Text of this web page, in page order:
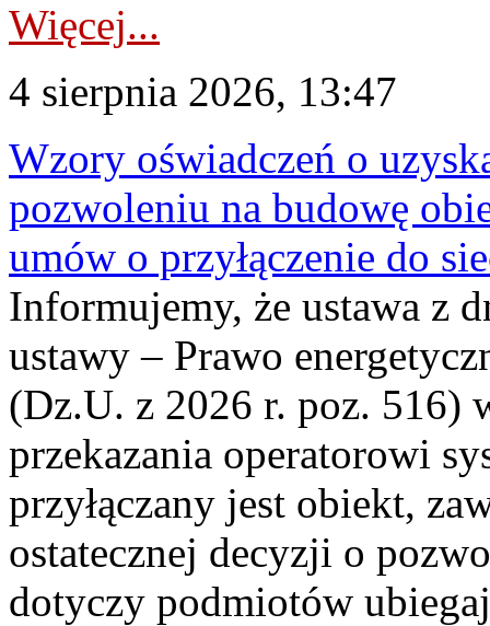
Więcej...
4 sierpnia 2026, 13:47
Wzory oświadczeń o
pozwoleniu na budowę
umów o przyłączenie do
Informujemy, że ustawa z
ustawy – Prawo
(Dz.U. z 2026 r. poz. 516)
przekazania operatorowi
przyłączany jest obiekt,
ostatecznej decyzji o
dotyczy podmiotów